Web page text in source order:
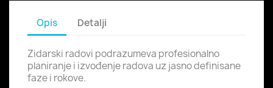
Opis Detalji
Zidarski radovi podrazumeva profesionalno
planiranje i izvođenje radova uz jasno definisane
faze i rokove.